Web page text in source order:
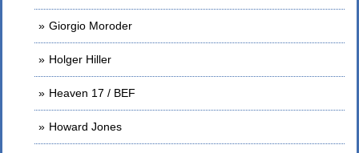
Giorgio Moroder
Holger Hiller
Heaven 17 / BEF
Howard Jones